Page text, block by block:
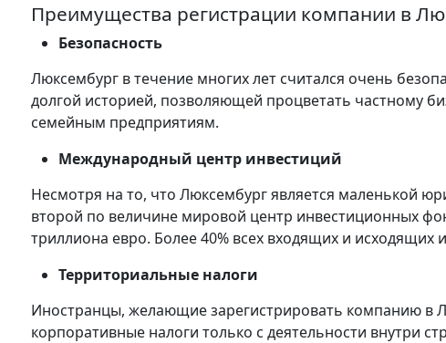
Преимущества регистрации компании в
Безопасность
Люксембург в течение многих лет считался очень
долгой историей, позволяющей процветать частному
семейным предприятиям.
Международный центр инвестиций
Несмотря на то, что Люксембург является маленькой
второй по величине мировой центр инвестиционных
триллиона евро. Более 40% всех входящих и исходящих
Территориальные налоги
Иностранцы, желающие зарегистрировать компанию в
корпоративные налоги только с деятельности внутри